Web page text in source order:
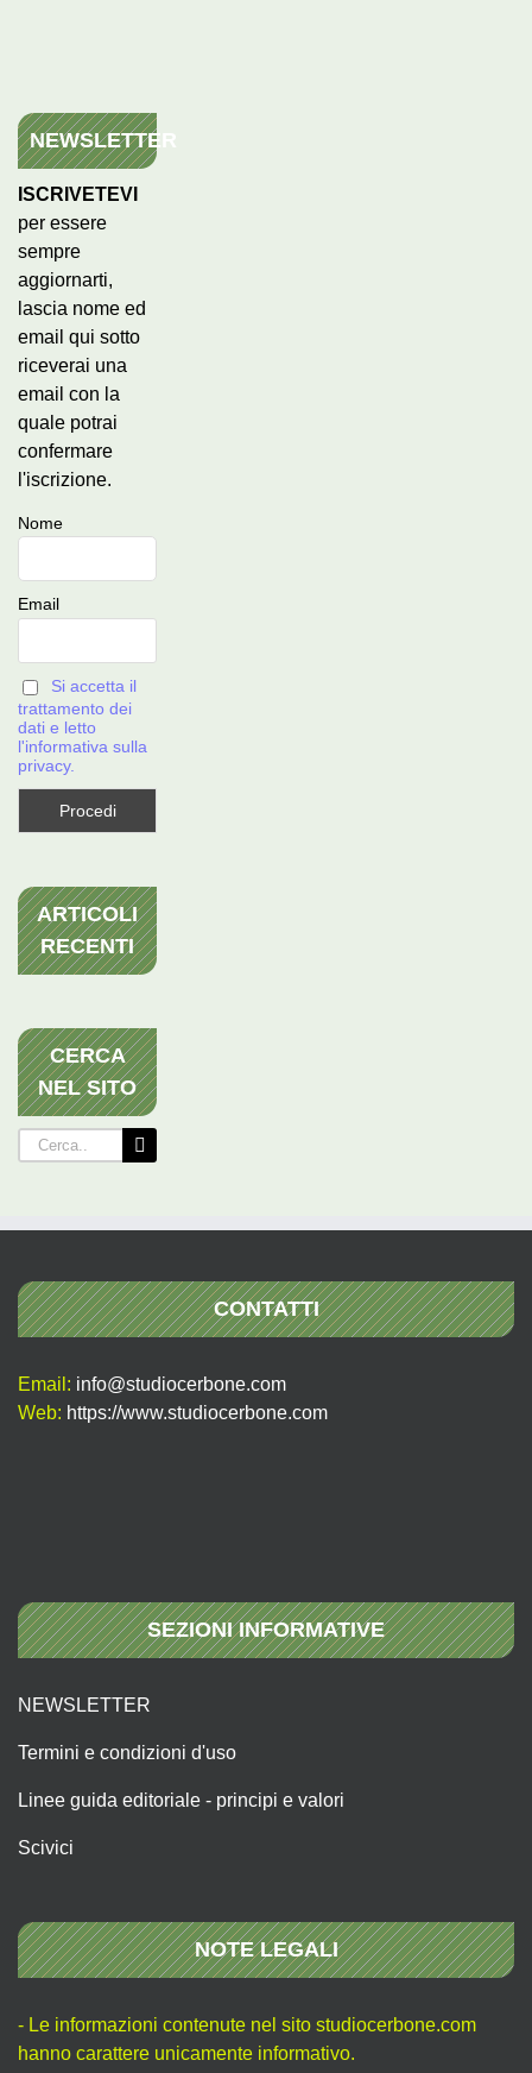
NEWSLETTER
ISCRIVETEVI
per essere
sempre
aggiornarti,
lascia nome ed
email qui sotto
riceverai una
email con la
quale potrai
confermare
l'iscrizione.
Nome
Email
Si accetta il
trattamento dei
dati e letto
l'informativa sulla
privacy.
ARTICOLI
RECENTI
CERCA
NEL SITO
Cerca
per:
CONTATTI
Email: info@studiocerbone.com
Web: https://www.studiocerbone.com
SEZIONI INFORMATIVE
NEWSLETTER
Termini e condizioni d'uso
Linee guida editoriale - principi e valori
Scivici
NOTE LEGALI
- Le informazioni contenute nel sito studiocerbone.com
hanno carattere unicamente informativo.